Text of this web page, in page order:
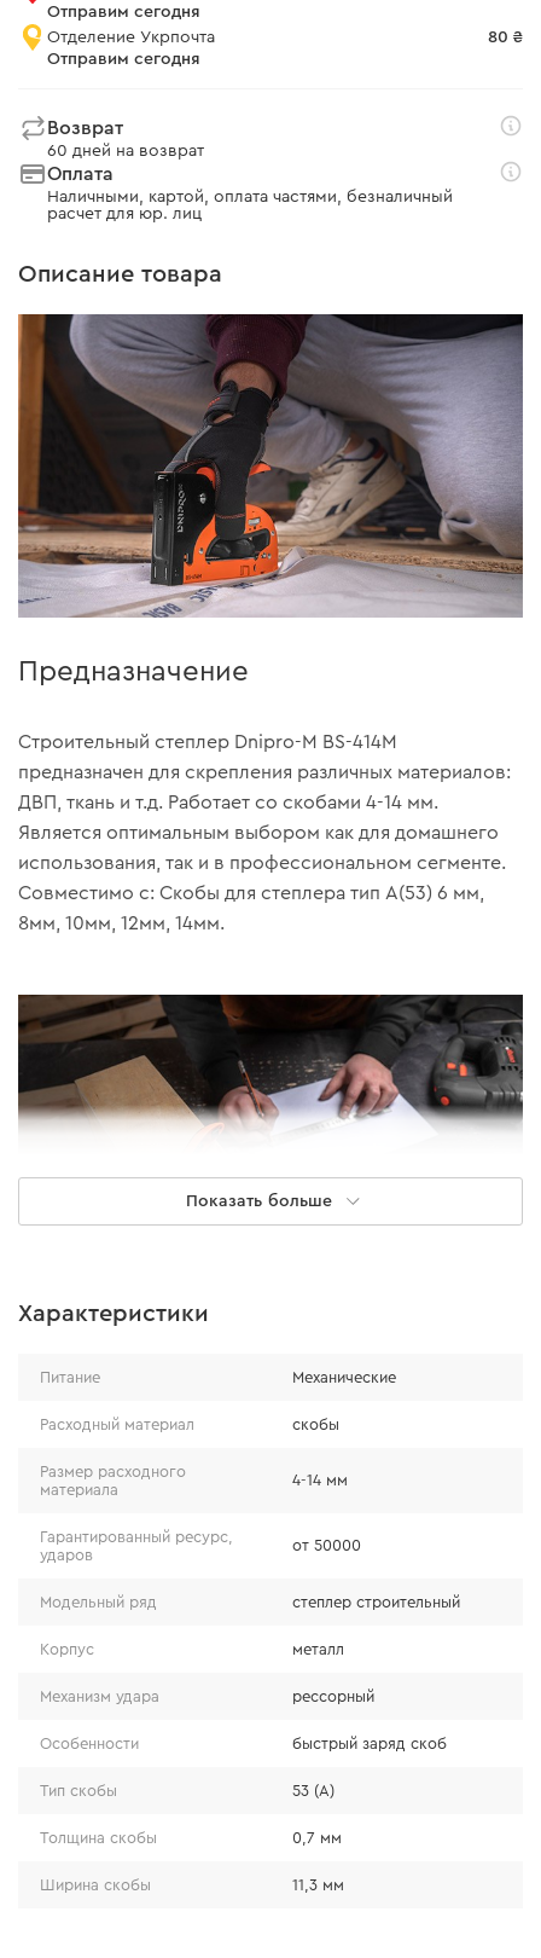
Отправим сегодня
Отделение Укрпочта
Отправим сегодня
80 ₴
Возврат
60 дней на возврат
Оплата
Наличными, картой, оплата частями, безналичный
расчет для юр. лиц
Описание товара
Предназначение
Строительный степлер Dnipro-M BS-414М
предназначен для скрепления различных материалов:
ДВП, ткань и т.д. Работает со скобами 4-14 мм.
Является оптимальным выбором как для домашнего
использования, так и в профессиональном сегменте.
Совместимо с: Скобы для степлера тип А(53) 6 мм,
8мм, 10мм, 12мм, 14мм.
● рессорный механизм удара – увеличивает силу и
● механизм быстрой зарядки скоб;
● рабочий ресурс – от 50 000 ударов;
Показать больше
Характеристики
Питание Механические
Расходный материал скобы
Размер расходного
материала
4-14 мм
Гарантированный ресурс,
ударов
от 50000
Модельный ряд степлер строительный
Корпус металл
Механизм удара рессорный
Особенности быстрый заряд скоб
Тип скобы 53 (А)
Толщина скобы 0,7 мм
Ширина скобы 11,3 мм